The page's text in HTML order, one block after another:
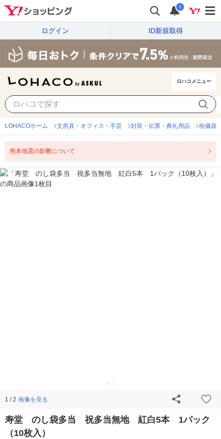
i
ログイン ID新規取得
ロハコメニュー
LOHACOホーム 文房具・オフィス・手芸 封筒・伝票・典礼用品 祝儀袋
熊本地震の影響について
1 / 2 画像を見る
寿堂 のし袋多当 祝多当無地 紅白5本 1パック
（10枚入）